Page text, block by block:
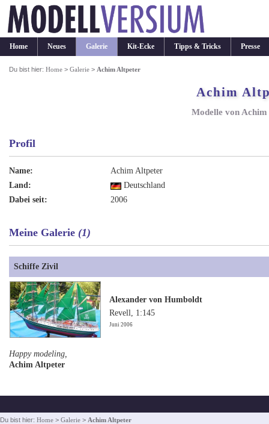
Home Neues Galerie Kit-Ecke Tipps & Tricks Presse
Du bist hier:Home >Galerie > Achim Altpeter
Achim
Modelle von
Profil
Name:
Achim Altpeter
Land:
Deutschland
Dabei seit:
2006
Meine Galerie (1)
Schiffe Zivil
Alexander von Humboldt
Revell, 1:145
Juni 2006
Happy modeling,
Achim Altpeter
Du bist hier: Home > Galerie > Achim Altpeter